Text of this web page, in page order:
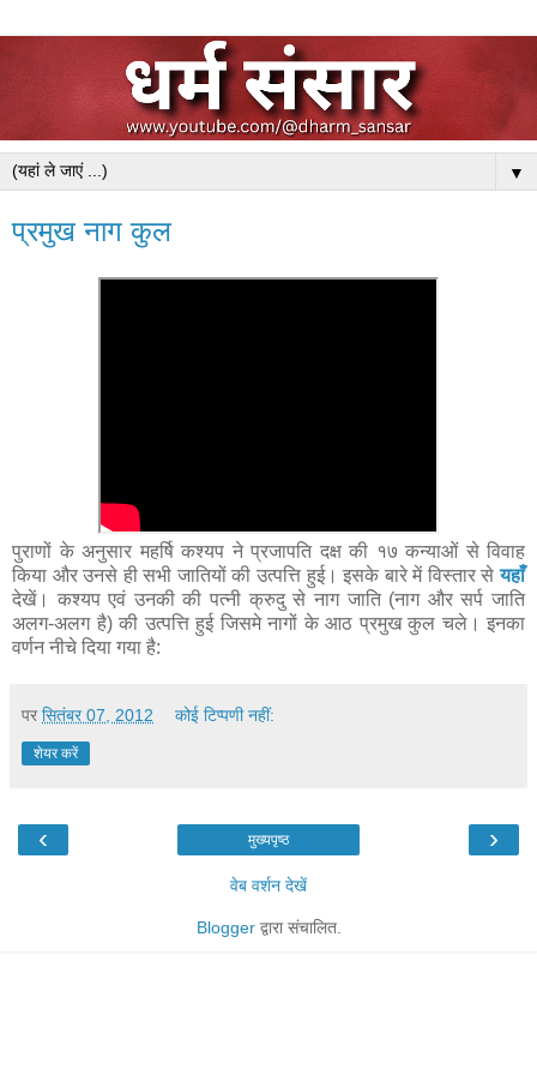
▼
प्रमुख नाग कुल
पुराणों के अनुसार महर्षि कश्यप ने प्रजापति दक्ष की १७ कन्याओं से विवाह
किया और उनसे ही सभी जातियों की उत्पत्ति हुई। इसके बारे में विस्तार सेयहाँ
देखें। कश्यप एवं उनकी की पत्नी क्रुदु से नाग जाति (नाग और सर्प जाति
अलग-अलग है) की उत्पत्ति हुई जिसमे नागों के आठ प्रमुख कुल चले। इनका
वर्णन नीचे दिया गया है:
पर सितंबर 07, 2012 कोई टिप्पणी नहीं:
शेयर करें
‹ ›
मुख्यपृष्ठ
वेब वर्शन देखें
Bloggerद्वारा संचालित.